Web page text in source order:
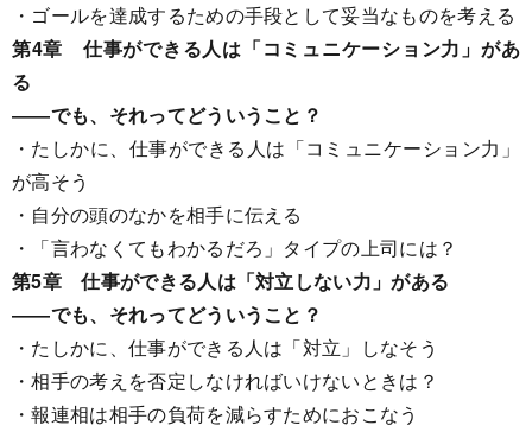
・ゴールを達成するための手段として妥当なものを考える
第4章 仕事ができる人は「コミュニケーション力」があ
る
――でも、それってどういうこと？
・たしかに、仕事ができる人は「コミュニケーション力」
が高そう
・自分の頭のなかを相手に伝える
・「言わなくてもわかるだろ」タイプの上司には？
第5章 仕事ができる人は「対立しない力」がある
――でも、それってどういうこと？
・たしかに、仕事ができる人は「対立」しなそう
・相手の考えを否定しなければいけないときは？
・報連相は相手の負荷を減らすためにおこなう